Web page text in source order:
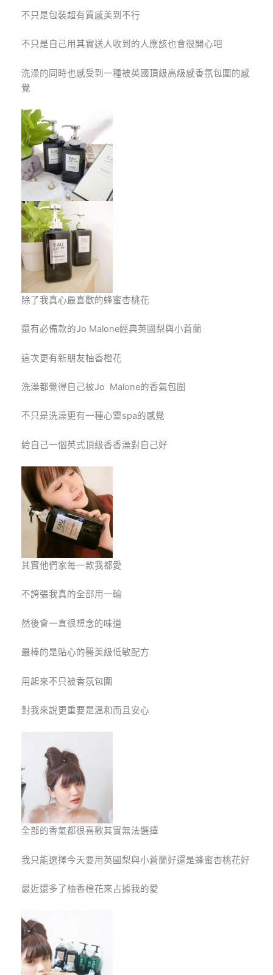
不只是包裝超有質感美到不行
不只是自己用其實送人收到的人應該也會很開心吧
洗澡的同時也感受到一種被英國頂級高級感香氛包圍的感
覺
除了我真心最喜歡的蜂蜜杏桃花
還有必備款的Jo Malone經典英國梨與小蒼蘭
這次更有新朋友柚香橙花
洗澡都覺得自己被Jo Malone的香氣包圍
不只是洗澡更有一種心靈spa的感覺
給自己一個英式頂級香香澡對自己好
其實他們家每一款我都愛
不誇張我真的全部用一輪
然後會一直很想念的味道
最棒的是貼心的醫美級低敏配方
用起來不只被香氛包圍
對我來說更重要是溫和而且安心
全部的香氣都很喜歡其實無法選擇
我只能選擇今天要用英國梨與小蒼蘭好還是蜂蜜杏桃花好
最近還多了柚香橙花來占據我的愛